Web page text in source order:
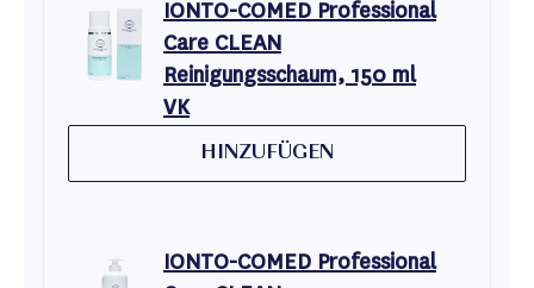
IONTO-COMED Professional
Care CLEAN
Reinigungsschaum, 150 ml
VK
HINZUFÜGEN
IONTO-COMED Professional